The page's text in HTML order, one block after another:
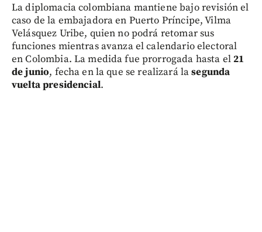
La diplomacia colombiana mantiene bajo revisión el
caso de la embajadora en Puerto Príncipe, Vilma
Velásquez Uribe, quien no podrá retomar sus
funciones mientras avanza el calendario electoral
en Colombia. La medida fue prorrogada hasta el21
de junio, fecha en la que se realizará lasegunda
vuelta presidencial.